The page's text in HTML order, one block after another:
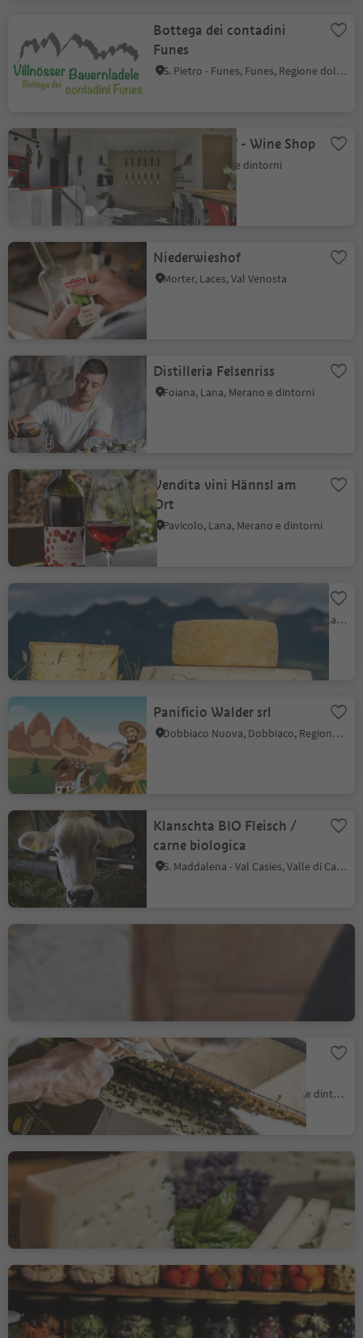
Bottega dei contadini
Funes
S. Pietro - Funes, Funes, Regione dolomitica Luson Val di Funes
Innerleiterhof - Wine Shop
Scena, Merano e dintorni
Niederwieshof
Morter, Laces, Val Venosta
Distilleria Felsenriss
Foiana, Lana, Merano e dintorni
Vendita vini Hännsl am
Ort
Pavicolo, Lana, Merano e dintorni
Caseificio Waldsamerhof
S. Maddalena - Val Casies, Valle di Casies
Panificio Walder srl
Dobbiaco Nuova, Dobbiaco, Regione dolomitica 3 Cime
Klanschta BIO Fleisch /
carne biologica
S. Maddalena - Val Casies, Valle di Casies
Rablà, Parcines, Merano e dintorni
Apicoltura Josef Rinner -
Hotel Birkenbrunn
Naz, Naz-Sciaves, Bressanone e dintorni
Caseificio aziendale
Ebenhof
Collepietra, Cornedo all'Isarco, Regione dolomitica Val d'Ega
Ristorante Bad Egart
Onkel Taa
Rablà, Parcines, Merano e dintorni